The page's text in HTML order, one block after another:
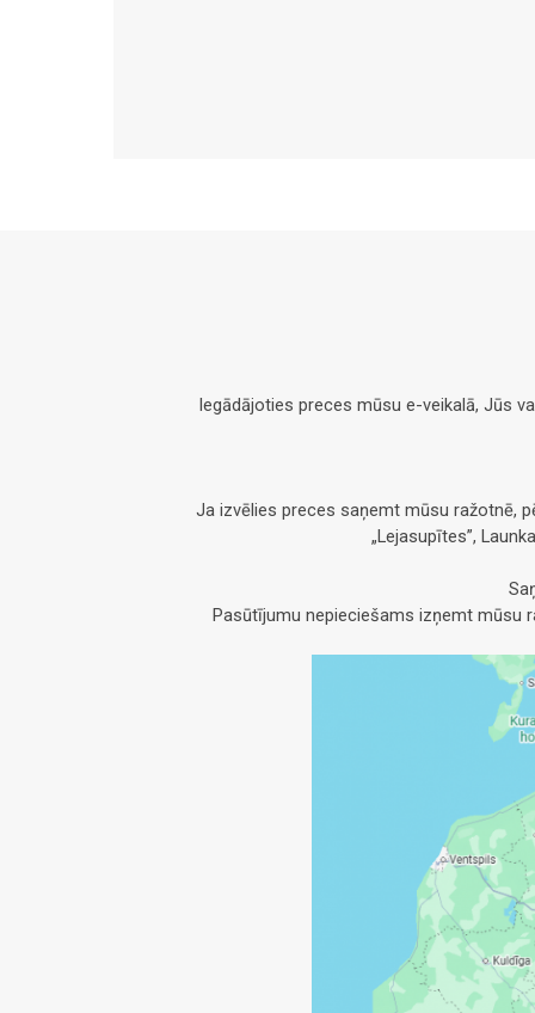
Iegādājoties preces mūsu e-veikalā, Jūs
Ja izvēlies preces saņemt mūsu ražotnē,
„Lejasupītes”,
Pasūtījumu nepieciešams izņemt mūsu